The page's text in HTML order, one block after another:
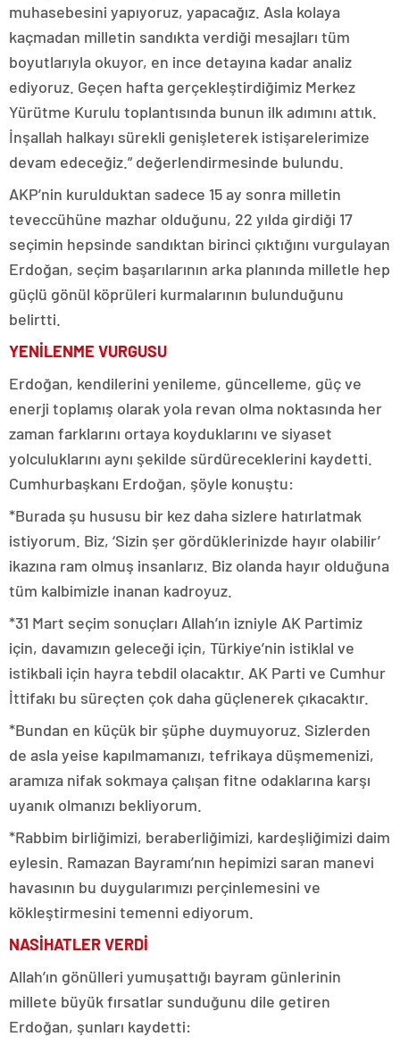
muhasebesini yapıyoruz, yapacağız. Asla kolaya
kaçmadan milletin sandıkta verdiği mesajları tüm
boyutlarıyla okuyor, en ince detayına kadar analiz
ediyoruz. Geçen hafta gerçekleştirdiğimiz Merkez
Yürütme Kurulu toplantısında bunun ilk adımını attık.
İnşallah halkayı sürekli genişleterek istişarelerimize
devam edeceğiz.” değerlendirmesinde bulundu.
AKP’nin kurulduktan sadece 15 ay sonra milletin
teveccühüne mazhar olduğunu, 22 yılda girdiği 17
seçimin hepsinde sandıktan birinci çıktığını vurgulayan
Erdoğan, seçim başarılarının arka planında milletle hep
güçlü gönül köprüleri kurmalarının bulunduğunu
belirtti.
YENİLENME VURGUSU
Erdoğan, kendilerini yenileme, güncelleme, güç ve
enerji toplamış olarak yola revan olma noktasında her
zaman farklarını ortaya koyduklarını ve siyaset
yolculuklarını aynı şekilde sürdüreceklerini kaydetti.
Cumhurbaşkanı Erdoğan, şöyle konuştu:
*Burada şu hususu bir kez daha sizlere hatırlatmak
istiyorum. Biz, ‘Sizin şer gördüklerinizde hayır olabilir’
ikazına ram olmuş insanlarız. Biz olanda hayır olduğuna
tüm kalbimizle inanan kadroyuz.
*31 Mart seçim sonuçları Allah’ın izniyle AK Partimiz
için, davamızın geleceği için, Türkiye’nin istiklal ve
istikbali için hayra tebdil olacaktır. AK Parti ve Cumhur
İttifakı bu süreçten çok daha güçlenerek çıkacaktır.
*Bundan en küçük bir şüphe duymuyoruz. Sizlerden
de asla yeise kapılmamanızı, tefrikaya düşmemenizi,
aramıza nifak sokmaya çalışan fitne odaklarına karşı
uyanık olmanızı bekliyorum.
*Rabbim birliğimizi, beraberliğimizi, kardeşliğimizi daim
eylesin. Ramazan Bayramı’nın hepimizi saran manevi
havasının bu duygularımızı perçinlemesini ve
kökleştirmesini temenni ediyorum.
NASİHATLER VERDİ
Allah’ın gönülleri yumuşattığı bayram günlerinin
millete büyük fırsatlar sunduğunu dile getiren
Erdoğan, şunları kaydetti: